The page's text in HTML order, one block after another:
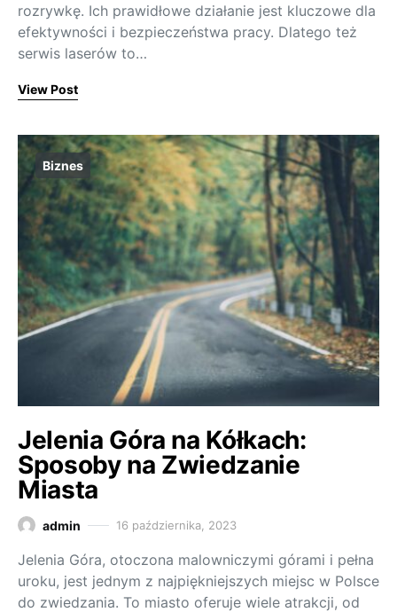
rozrywkę. Ich prawidłowe działanie jest kluczowe dla
efektywności i bezpieczeństwa pracy. Dlatego też
serwis laserów to…
View Post
Biznes
Jelenia Góra na Kółkach:
Sposoby na Zwiedzanie
Miasta
admin 16 października, 2023
Jelenia Góra, otoczona malowniczymi górami i pełna
uroku, jest jednym z najpiękniejszych miejsc w Polsce
do zwiedzania. To miasto oferuje wiele atrakcji, od